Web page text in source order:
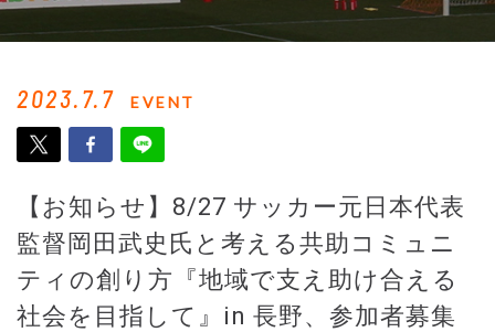
2023.7.7 EVENT
【お知らせ】8/27 サッカー元日本代表
監督岡田武史氏と考える共助コミュニ
ティの創り方『地域で支え助け合える
社会を目指して』in 長野、参加者募集